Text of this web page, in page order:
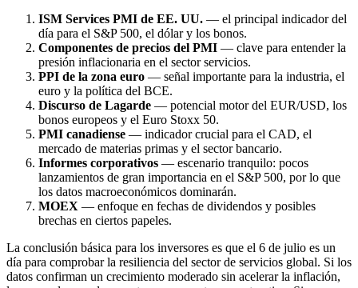
ISM Services PMI de EE. UU. — el principal indicador del
día para el S&P 500, el dólar y los bonos.
Componentes de precios del PMI — clave para entender la
presión inflacionaria en el sector servicios.
PPI de la zona euro — señal importante para la industria, el
euro y la política del BCE.
Discurso de Lagarde — potencial motor del EUR/USD, los
bonos europeos y el Euro Stoxx 50.
PMI canadiense — indicador crucial para el CAD, el
mercado de materias primas y el sector bancario.
Informes corporativos — escenario tranquilo: pocos
lanzamientos de gran importancia en el S&P 500, por lo que
los datos macroeconómicos dominarán.
MOEX — enfoque en fechas de dividendos y posibles
brechas en ciertos papeles.
La conclusión básica para los inversores es que el 6 de julio es un
día para comprobar la resiliencia del sector de servicios global. Si los
datos confirman un crecimiento moderado sin acelerar la inflación,